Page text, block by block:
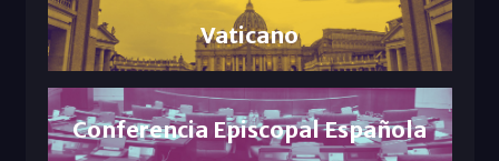
Vaticano
Conferencia Episcopal Española